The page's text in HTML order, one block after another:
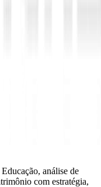
análise de
com estratégia,